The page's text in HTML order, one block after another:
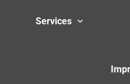
Services